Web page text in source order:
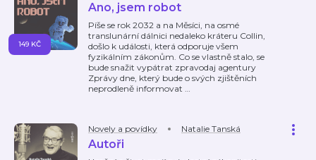
Ano, jsem robot
Píše se rok 2032 a na Měsíci, na osmé
translunární dálnici nedaleko kráteru Collin,
došlo k události, která odporuje všem
fyzikálním zákonům. Co se vlastně stalo, se
bude snažit vypátrat zpravodaj agentury
Zprávy dne, který bude o svých zjištěních
neprodleně informovat …
149 KČ
Novely a povídky Natalie Tanská
Autoři